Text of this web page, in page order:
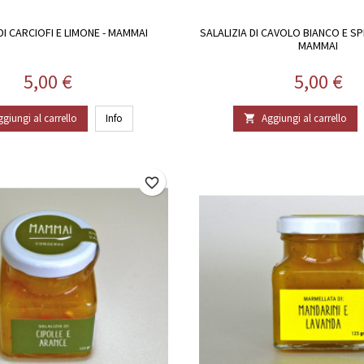
CARCIOFI E LIMONE - MAMMAI
Prezzo
5,00 €
al carrello Info
SALALIZIA DI CAVOLO BIANCO E
MAMMAI
Prezzo
5,00 €
 Aggiungi al carrello
favorite_border